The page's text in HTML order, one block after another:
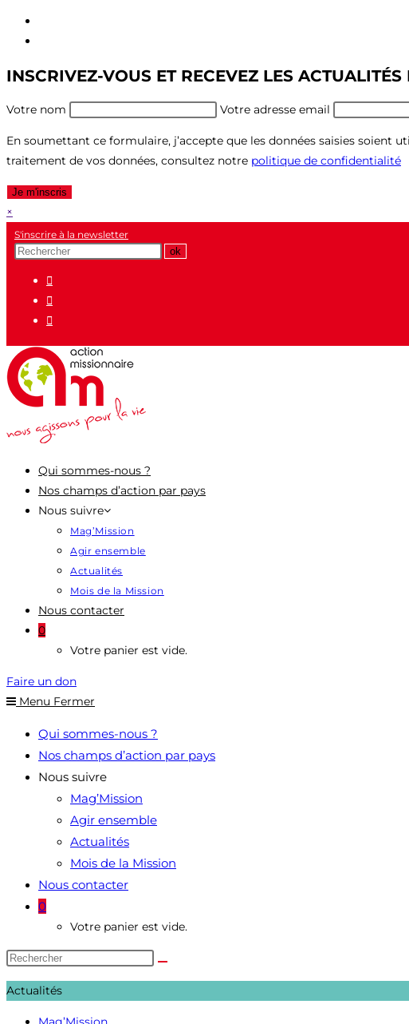
menu
INSCRIVEZ-VOUS ET RECEVEZ LES
Votre nom Votre adresse email
En soumettant ce formulaire, j’accepte que les données saisies soient
traitement de vos données, consultez notre politique de confidentialité
Je m'inscris
×
S'inscrire à la newsletter
Recherche
ok
Qui sommes-nous ?
Nos champs d’action par pays
Nous suivre
Mag’Mission
Agir ensemble
Actualités
Mois de la Mission
Nous contacter
0
Votre panier est vide.
Faire un don
Menu Fermer
Qui sommes-nous ?
Nos champs d’action par pays
Nous suivre
Mag’Mission
Agir ensemble
Actualités
Mois de la Mission
Nous contacter
0
Votre panier est vide.
Actualités